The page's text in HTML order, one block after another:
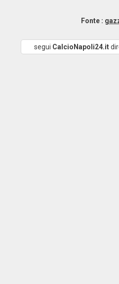
Fonte :
segui CalcioNapoli24.it